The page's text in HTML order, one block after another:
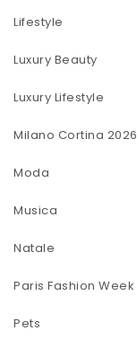
Lifestyle
Luxury Beauty
Luxury Lifestyle
Milano Cortina 2026
Moda
Musica
Natale
Paris Fashion Week
Pets